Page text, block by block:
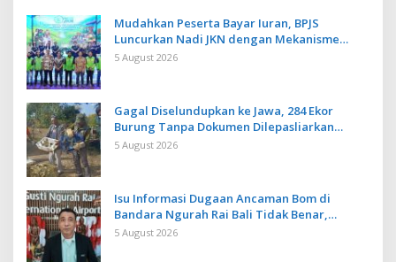
Mudahkan Peserta Bayar Iuran, BPJS
Luncurkan Nadi JKN dengan Mekanisme
Menabung
5 August 2026
Gagal Diselundupkan ke Jawa, 284 Ekor
Burung Tanpa Dokumen Dilepasliarkan
Cegah Ancaman Penyakit
5 August 2026
Isu Informasi Dugaan Ancaman Bom di
Bandara Ngurah Rai Bali Tidak Benar,
Operasional Penerbangan Lancar
5 August 2026